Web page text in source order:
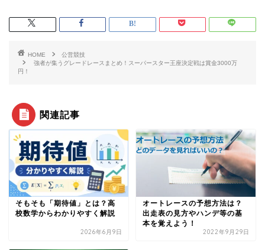
HOME
公営競技
強者が集うグレードレースまとめ！スーパースター王座決定戦は賞金3000万
円！
関連記事
そもそも「期待値」とは？高
校数学からわかりやすく解説
2026年6月9日
オートレースの予想方法は？
出走表の見方やハンデ等の基
本を覚えよう！
2022年9月29日